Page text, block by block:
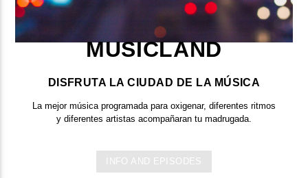
MUSICLAND
DISFRUTA LA CIUDAD DE LA MÚSICA
La mejor música programada para oxigenar, diferentes ritmos
y diferentes artistas acompañaran tu madrugada.
INFO AND EPISODES